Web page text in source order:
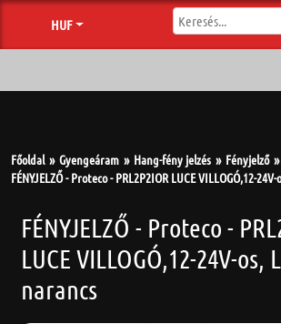
HUF
Főoldal Gyengeáram Hang-fény jelzés
Fényjelző
FÉNYJELZŐ - Proteco - PRL2P2IOR LUCE VILLOGÓ,12-
FÉNYJELZŐ - Proteco -
LUCE VILLOGÓ,12-24V-os,
narancs